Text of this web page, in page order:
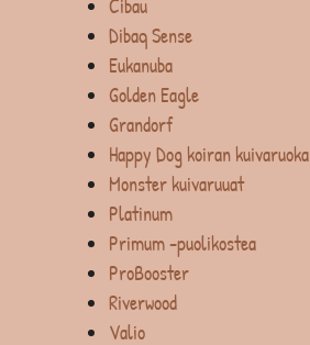
Cibau
Dibaq Sense
Eukanuba
Golden Eagle
Grandorf
Happy Dog koiran kuivaruoka
Monster kuivaruuat
Platinum
Primum -puolikostea
ProBooster
Riverwood
Valio